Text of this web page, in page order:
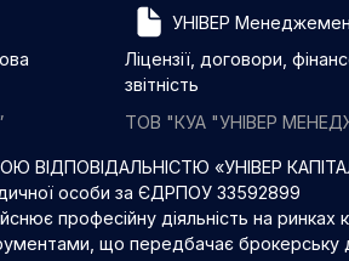
УНІВЕР
Ліцензії, договори,
звітність
ТОВ "КУА "УНІВЕР
ВІДПОВІДАЛЬНІСТЮ «УНІВЕР
особи за ЄДРПОУ 33592899
професійну діяльність на ринках
що передбачає брокерську